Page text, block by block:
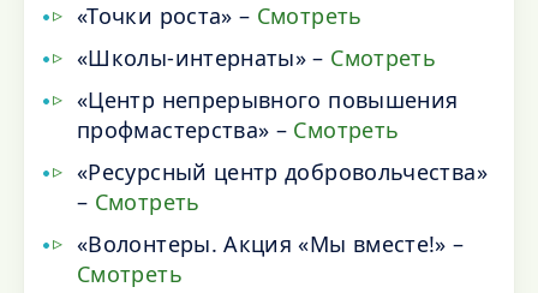
«Точки роста» – Смотреть
«Школы-интернаты» – Смотреть
«Центр непрерывного повышения
профмастерства» – Смотреть
«Ресурсный центр добровольчества»
– Смотреть
«Волонтеры. Акция «Мы вместе!» –
Смотреть